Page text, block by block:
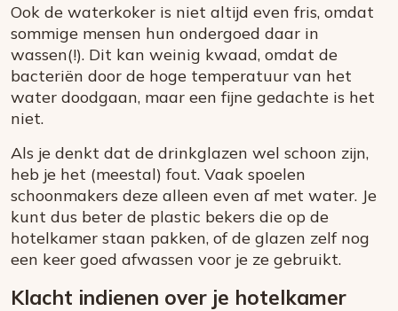
Ook de waterkoker is niet altijd even fris, omdat
sommige mensen hun ondergoed daar in
wassen(!). Dit kan weinig kwaad, omdat de
bacteriën door de hoge temperatuur van het
water doodgaan, maar een fijne gedachte is het
niet.
Als je denkt dat de drinkglazen wel schoon zijn,
heb je het (meestal) fout. Vaak spoelen
schoonmakers deze alleen even af met water. Je
kunt dus beter de plastic bekers die op de
hotelkamer staan pakken, of de glazen zelf nog
een keer goed afwassen voor je ze gebruikt.
Klacht indienen over je hotelkamer